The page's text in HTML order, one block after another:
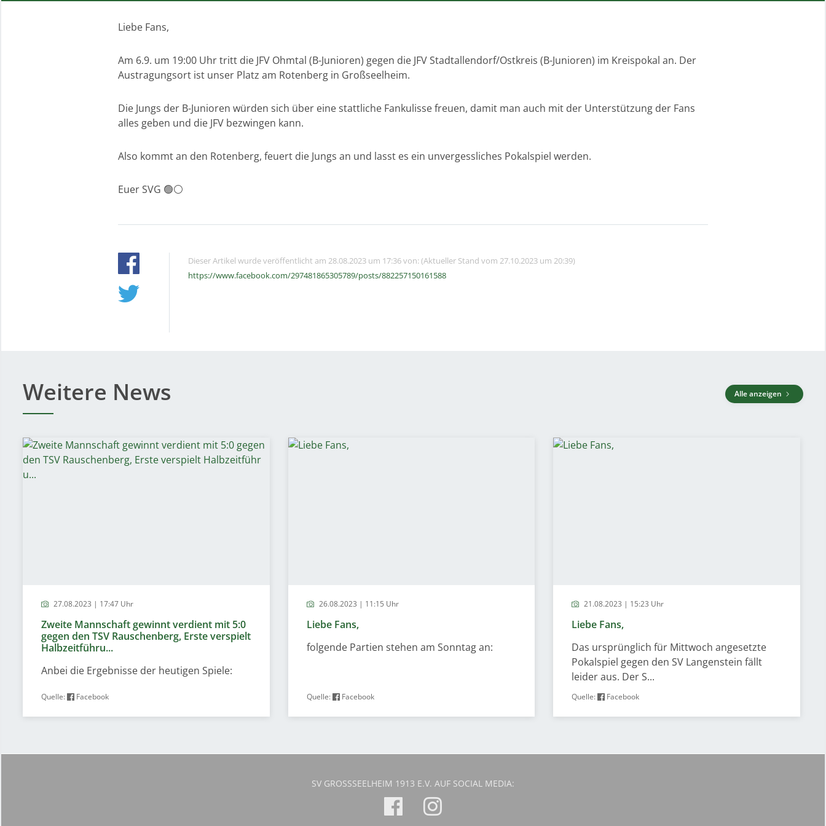
Liebe Fans,
Am 6.9. um 19:00 Uhr tritt die JFV Ohmtal (B-Junioren) gegen die JFV Stadtallendorf/Ostkreis (B-Junioren) im Kreispokal an. Der
Austragungsort ist unser Platz am Rotenberg in Großseelheim.
Die Jungs der B-Junioren würden sich über eine stattliche Fankulisse freuen, damit man auch mit der Unterstützung der Fans
alles geben und die JFV bezwingen kann.
Also kommt an den Rotenberg, feuert die Jungs an und lasst es ein unvergessliches Pokalspiel werden.
Euer SVG 🟢⚪️
Dieser Artikel wurde veröffentlicht am 28.08.2023 um 17:36 von: (Aktueller Stand vom 27.10.2023 um 20:39)
https://www.facebook.com/297481865305789/posts/882257150161588
Weitere News Alle anzeigen
27.08.2023 | 17:47 Uhr
Zweite Mannschaft gewinnt verdient mit 5:0
gegen den TSV Rauschenberg, Erste verspielt
Halbzeitführu...
Anbei die Ergebnisse der heutigen Spiele:
Quelle: Facebook
26.08.2023 | 11:15 Uhr
Liebe Fans,
folgende Partien stehen am Sonntag an:
Quelle: Facebook
21.08.2023 | 15:23 Uhr
Liebe Fans,
Das ursprünglich für Mittwoch angesetzte
Pokalspiel gegen den SV Langenstein fällt
leider aus. Der S...
Quelle: Facebook
SV GROSSSEELHEIM 1913 E.V. AUF SOCIAL MEDIA: